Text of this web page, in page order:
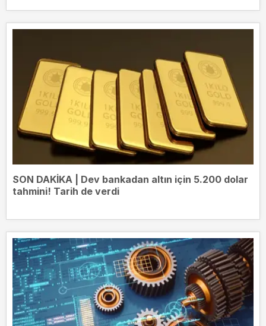
SON DAKİKA | Dev bankadan altın için 5.200 dolar
tahmini! Tarih de verdi